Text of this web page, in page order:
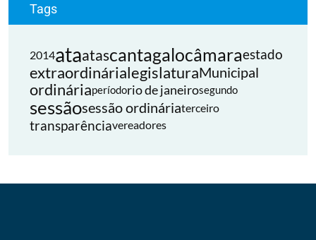
Tags
2014ataatascantagalocâmaraestado
extraordinárialegislaturaMunicipal
ordináriaperíodorio de janeirosegundo
sessãosessão ordináriaterceiro
transparênciavereadores